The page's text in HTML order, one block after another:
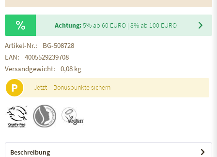
Achtung:5% ab 60 EURO | 8% ab 100 EURO
Artikel-Nr.:
BG-508728
EAN:
4005529239708
Versandgewicht:
0,08 kg
P Jetzt Bonuspunkte sichern
Beschreibung